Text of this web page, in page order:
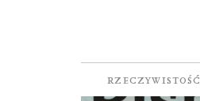
RZECZYWISTOŚĆ